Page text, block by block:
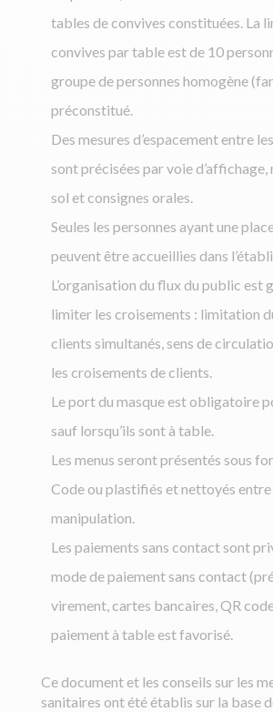
tables de convives constituées. La
convives par table est de 10
groupe de personnes homogène
préconstitué.
Des mesures d’espacement entre
sont précisées par voie d’affichage,
sol et consignes orales.
Seules les personnes ayant une
peuvent être accueillies dans
L’organisation du flux du public est
limiter les croisements : limitation
clients simultanés, sens de
les croisements de clients.
Le port du masque est obligatoire
sauf lorsqu’ils sont à table.
Les menus seront présentés sous
Code ou plastifiés et nettoyés entre
manipulation.
Les paiements sans contact sont
mode de paiement sans contact
virement, cartes bancaires, QR
paiement à table est favorisé.
Ce document et les conseils sur les
sanitaires ont été établis sur la base